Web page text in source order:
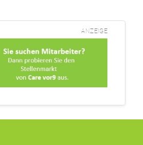
ANZEIGE